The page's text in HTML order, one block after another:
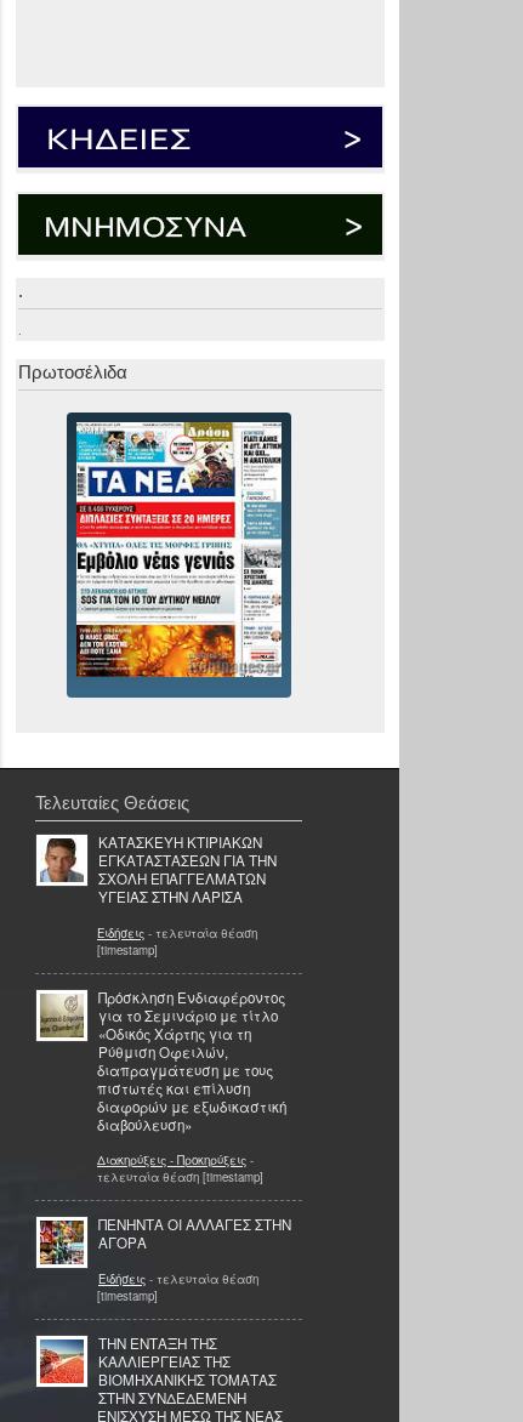
.
.
Πρωτοσέλιδα
Τελευταίες Θεάσεις
ΚΑΤΑΣΚΕΥΗ ΚΤΙΡΙΑΚΩΝ
ΕΓΚΑΤΑΣΤΑΣΕΩΝ ΓΙΑ ΤΗΝ
ΣΧΟΛΗ ΕΠΑΓΓΕΛΜΑΤΩΝ
ΥΓΕΙΑΣ ΣΤΗΝ ΛΑΡΙΣΑ
Ειδήσεις - τελευταία θέαση
[timestamp]
Πρόσκληση Ενδιαφέροντος
για το Σεμινάριο με τίτλο
«Οδικός Χάρτης για τη
Ρύθμιση Οφειλών,
διαπραγμάτευση με τους
πιστωτές και επίλυση
διαφορών με εξωδικαστική
διαβούλευση»
Διακηρύξεις - Προκηρύξεις -
τελευταία θέαση [timestamp]
ΠΕΝΗΝΤΑ ΟΙ ΑΛΛΑΓΕΣ ΣΤΗΝ
ΑΓΟΡΑ
Ειδήσεις - τελευταία θέαση
[timestamp]
ΤΗΝ ΕΝΤΑΞΗ ΤΗΣ
ΚΑΛΛΙΕΡΓΕΙΑΣ ΤΗΣ
ΒΙΟΜΗΧΑΝΙΚΗΣ ΤΟΜΑΤΑΣ
ΣΤΗΝ ΣΥΝΔΕΔΕΜΕΝΗ
ΕΝΙΣΧΥΣΗ ΜΕΣΩ ΤΗΣ ΝΕΑΣ